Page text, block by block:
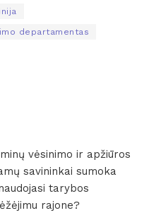
departamentas
vėsinimo ir apžiūros
savininkai sumoka
tarybos
rajone?